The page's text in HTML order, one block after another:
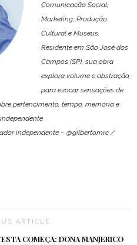
Comunicação Social,
Marketing, Produção
Cultural e Museus.
Residente em São José dos
Campos (SP), sua obra
explora volume e abstração
para evocar sensações de
pertencimento, tempo, memória e
independente – @gilbertomrc /
ARTICLE
COMEÇA: DONA MANJERICO